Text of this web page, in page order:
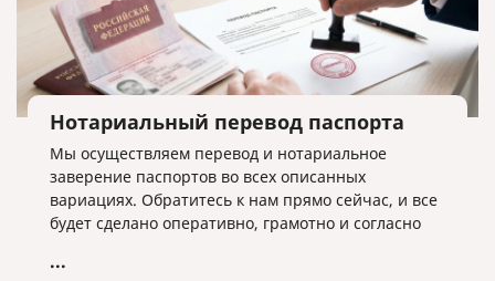
Нотариальный перевод паспорта
Мы осуществляем перевод и нотариальное
заверение паспортов во всех описанных
вариациях. Обратитесь к нам прямо сейчас, и все
будет сделано оперативно, грамотно и согласно
...